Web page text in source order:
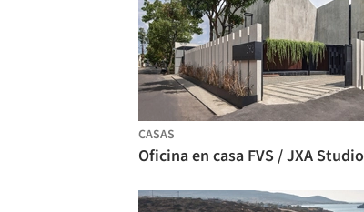
CASAS
Oficina en casa FVS / JXA Studio